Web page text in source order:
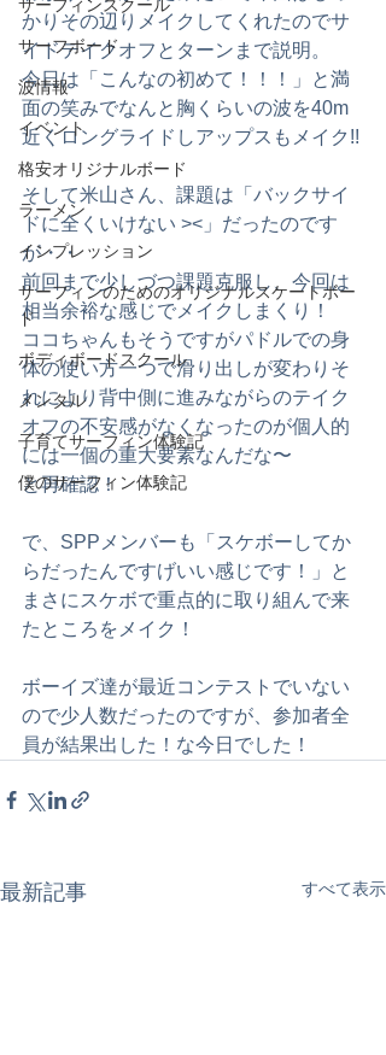
サーフィンスクール
サーフボード
波情報
イベント
格安オリジナルボード
ラーメン
インプレッション
サーフィンのためのオリジナルスケートボー
ド
ボディボードスクール
メンタル
子育てサーフィン体験記
僕のサーフィン体験記
かりその辺りメイクしてくれたのでサ
イドテイクオフとターンまで説明。
今日は「こんなの初めて！！！」と満
面の笑みでなんと胸くらいの波を40m
近くロングライドしアップスもメイク!!
そして米山さん、課題は「バックサイ
ドに全くいけない ><」だったのです
が・・
前回まで少しづつ課題克服し、今回は
相当余裕な感じでメイクしまくり！
ココちゃんもそうですがパドルでの身
体の使い方一つで滑り出しが変わりそ
れにより背中側に進みながらのテイク
オフの不安感がなくなったのが個人的
には一個の重大要素なんだな〜
と再確認！
で、SPPメンバーも「スケボーしてか
らだったんですげいい感じです！」と
まさにスケボで重点的に取り組んで来
たところをメイク！
ボーイズ達が最近コンテストでいない
ので少人数だったのですが、参加者全
員が結果出した！な今日でした！
最新記事 すべて表示